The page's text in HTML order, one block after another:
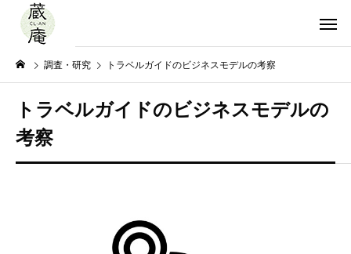
調査・研究 トラベルガイドのビジネスモデルの考察
トラベルガイドのビジネスモデルの
考察